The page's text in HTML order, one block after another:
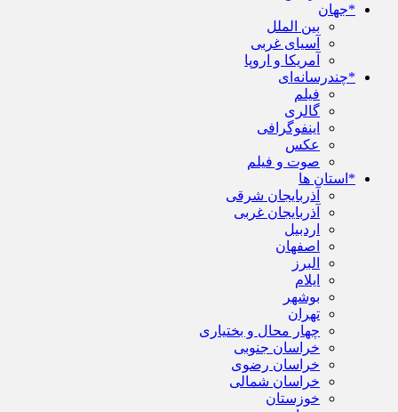
*جهان
بین الملل
آسیای غربی
آمریکا و اروپا
*چندرسانه‌ای
فیلم
گالری
اینفوگرافی
عکس
صوت و فیلم
*استان ها
آذربایجان شرقی
آذربایجان غربی
اردبیل
اصفهان
البرز
ایلام
بوشهر
تهران
چهار محال و بختیاری
خراسان جنوبی
خراسان رضوی
خراسان شمالی
خوزستان